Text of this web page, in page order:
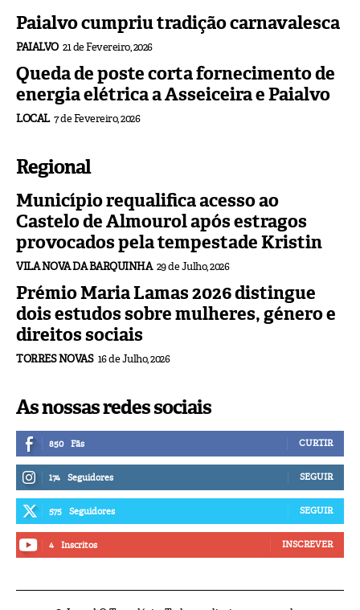
Paialvo cumpriu tradição carnavalesca
PAIALVO 21 de Fevereiro, 2026
Queda de poste corta fornecimento de
energia elétrica a Asseiceira e Paialvo
LOCAL 7 de Fevereiro, 2026
Regional
Município requalifica acesso ao
Castelo de Almourol após estragos
provocados pela tempestade Kristin
VILA NOVA DA BARQUINHA 29 de Julho, 2026
Prémio Maria Lamas 2026 distingue
dois estudos sobre mulheres, género e
direitos sociais
TORRES NOVAS 16 de Julho, 2026
As nossas redes sociais
850 Fãs CURTIR
174 Seguidores SEGUIR
575 Seguidores SEGUIR
4 Inscritos INSCREVER